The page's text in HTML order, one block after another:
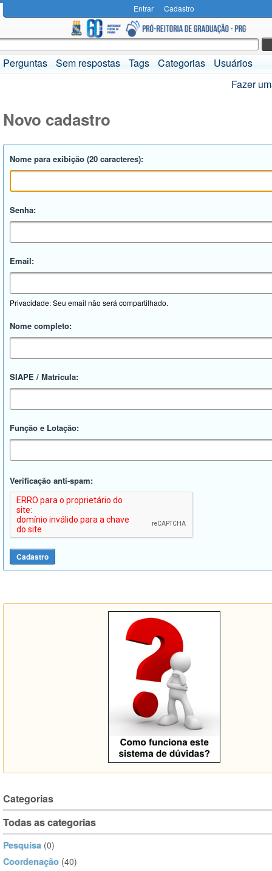
Entrar Cadastro
Perguntas Sem respostas Tags Categorias
Usuários
Fazer
Novo cadastro
Nome para exibição (20 caracteres):
Senha:
Email:
Privacidade: Seu email não será compartilhado.
Nome completo:
SIAPE / Matrícula:
Função e Lotação:
Verificação anti-spam:
Categorias
Todas as categorias
Pesquisa (0)
Coordenação (40)